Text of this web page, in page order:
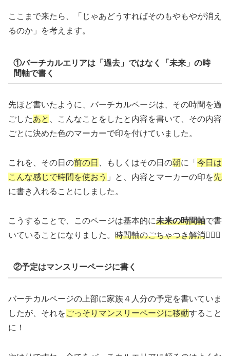
ここまで来たら、「じゃあどうすればそのもやもやが消え
るのか」を考えます。
①バーチカルエリアは「過去」ではなく「未来」の時
間軸で書く
先ほど書いたように、バーチカルページは、その時間を過
ごしたあと
、こんなことをしたと内容を書いて、その内容
ごとに決めた色のマーカーで印を付けていました。
これを、その日の前の日 、もしくはその日の朝に「 今日は
こんな感じで時間を使おう 」と、内容とマーカーの印を先
に書き入れることにしました。
こうすることで、このページは基本的に未来の時間軸で書
いていることになりました。 時間軸のごちゃつき解消🙆🏻‍♀️
②予定はマンスリーページに書く
バーチカルページの上部に家族４人分の予定を書いていま
したが、それをごっそりマンスリーページに移動すること
に！